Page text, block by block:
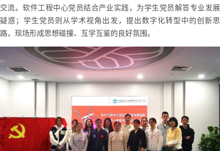
交流。软件工程中心党员结合产业实践，为学生党员解答专业发展
疑惑；学生党员则从学术视角出发，提出数字化转型中的创新思
路，现场形成思想碰撞、互学互鉴的良好氛围。